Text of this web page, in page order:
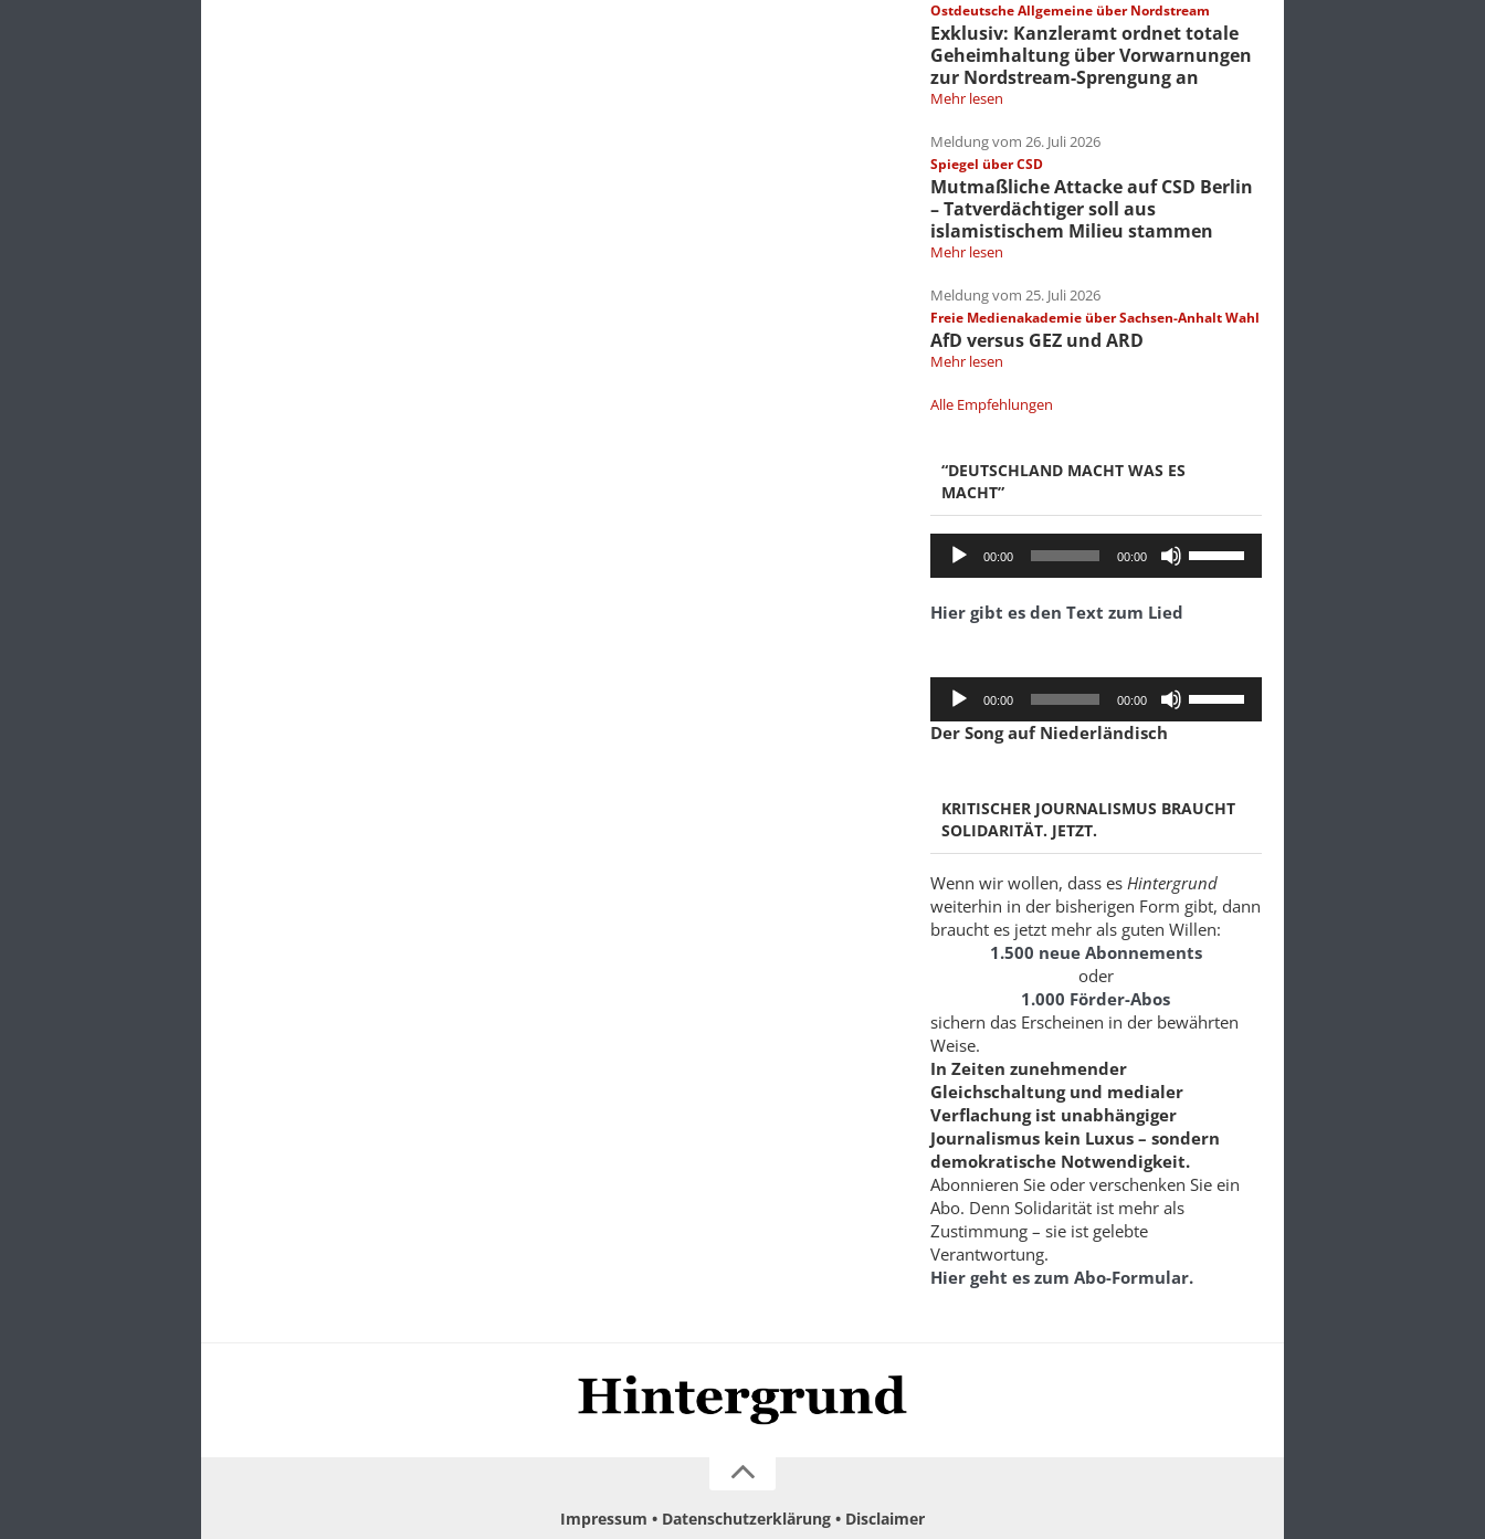
Ostdeutsche Allgemeine über Nordstream
Exklusiv: Kanzleramt ordnet totale
Geheimhaltung über Vorwarnungen
zur Nordstream-Sprengung an
Mehr lesen
Meldung vom 26. Juli 2026
Spiegel über CSD
Mutmaßliche Attacke auf CSD Berlin
– Tatverdächtiger soll aus
islamistischem Milieu stammen
Mehr lesen
Meldung vom 25. Juli 2026
Freie Medienakademie über Sachsen-Anhalt Wahl
AfD versus GEZ und ARD
Mehr lesen
Alle Empfehlungen
“DEUTSCHLAND MACHT WAS ES
MACHT”
Audio-
Player
00:00 00:00
zu
regeln.
Hier gibt es den Text zum Lied
Audio-
Player
00:00 00:00
Lautstärke
regeln.
Der Song auf Niederländisch
KRITISCHER JOURNALISMUS BRAUCHT
SOLIDARITÄT. JETZT.
Wenn wir wollen, dass es Hintergrund
weiterhin in der bisherigen Form gibt, dann
braucht es jetzt mehr als guten Willen:
1.500 neue Abonnements
oder
1.000 Förder-Abos
sichern das Erscheinen in der bewährten
Weise.
In Zeiten zunehmender
Gleichschaltung und medialer
Verflachung ist unabhängiger
Journalismus kein Luxus – sondern
demokratische Notwendigkeit.
Abonnieren Sie oder verschenken Sie ein
Abo. Denn Solidarität ist mehr als
Zustimmung – sie ist gelebte
Verantwortung.
Hier geht es zum Abo-Formular.
Impressum Datenschutzerklärung Disclaimer